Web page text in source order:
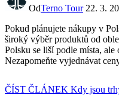
OdTerno Tour 22. 3.
Pokud plánujete nákupy v
široký výběr produktů od
Polsku se liší podle místa,
Nezapomeňte vyjednávat
ČÍST ČLÁNEK Kdy jsou